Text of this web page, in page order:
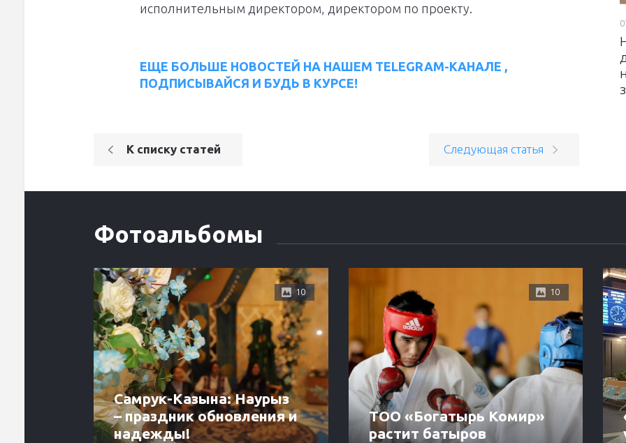
исполнительным директором, директором по проекту.
ЕЩЕ БОЛЬШЕ НОВОСТЕЙ НА НАШЕМ TELEGRAM-КАНАЛЕ ,
ПОДПИСЫВАЙСЯ И БУДЬ В КУРСЕ!
К списку статей Следующая статья
Фотоальбомы
10
Самрук-Казына: Наурыз
– праздник обновления и
надежды!
10
ТОО «Богатырь Комир»
растит батыров